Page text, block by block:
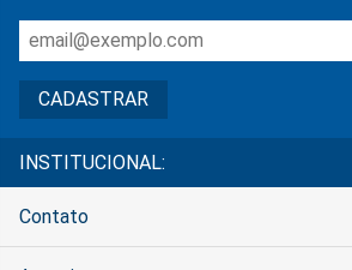
INSTITUCIONAL:
Contato